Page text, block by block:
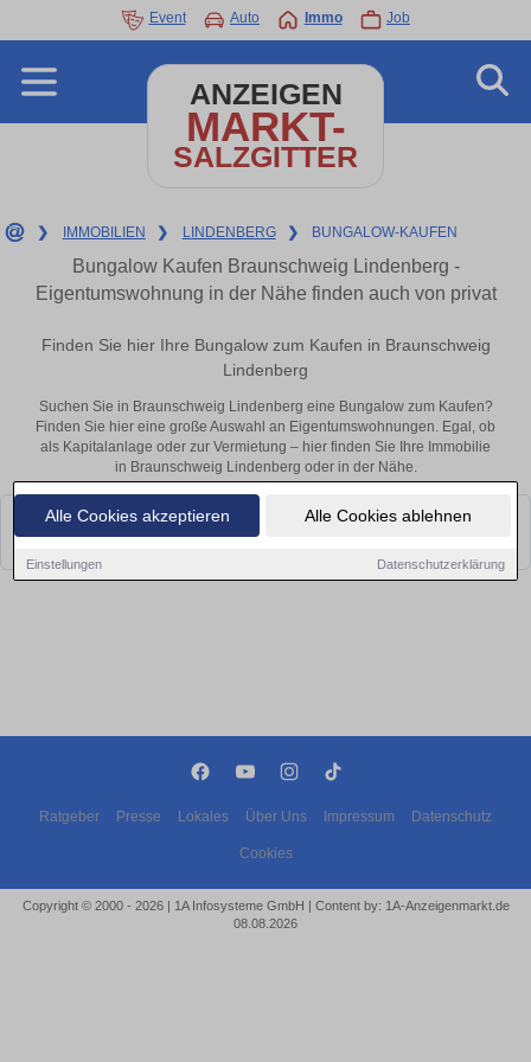
Alle Cookies akzeptieren Alle Cookies ablehnen
Einstellungen Datenschutzerklärung
Event Auto Immo Job
ANZEIGEN
MARKT-
SALZGITTER
❯ IMMOBILIEN ❯ LINDENBERG ❯ BUNGALOW-KAUFEN
Bungalow Kaufen Braunschweig Lindenberg -
Eigentumswohnung in der Nähe finden auch von privat
Finden Sie hier Ihre Bungalow zum Kaufen in Braunschweig
Lindenberg
Suchen Sie in Braunschweig Lindenberg eine Bungalow zum Kaufen?
Finden Sie hier eine große Auswahl an Eigentumswohnungen. Egal, ob
als Kapitalanlage oder zur Vermietung – hier finden Sie Ihre Immobilie
in Braunschweig Lindenberg oder in der Nähe.
Leider konnten wir derzeit keine passenden Objekte finden. Schauen Sie
bald wieder vorbei!
Ratgeber Presse Lokales Über Uns Impressum Datenschutz
Cookies
Copyright © 2000 - 2026 | 1A Infosysteme GmbH | Content by: 1A-Anzeigenmarkt.de
08.08.2026